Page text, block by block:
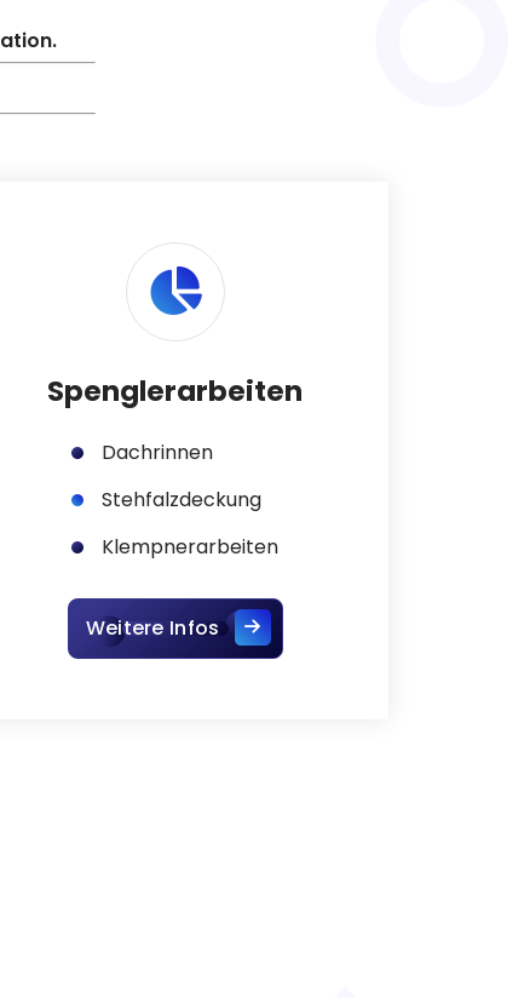
Spenglerarbeiten
Dachrinnen
Stehfalzdeckung
Klempnerarbeiten
Weitere Infos